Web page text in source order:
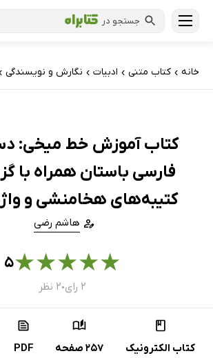
جستجو در
خانه › کتاب‌ متنی › ادبیات › نگارش و نویسندگی
کتاب آموزش خط میخی:
فارسی باستان همراه با
کتیبه‌های هخامنشی و
هاشم رضی
★
★
★
★
★۵
۲ رای ● ۲ نظر
کتاب الکترونیک 257 صفحه PDF